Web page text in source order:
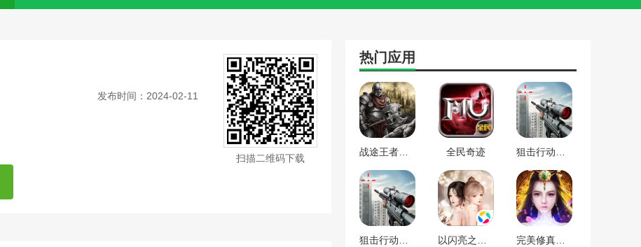
发布时间：2024-02-11
扫描二维码下载
热门应用
全民奇迹